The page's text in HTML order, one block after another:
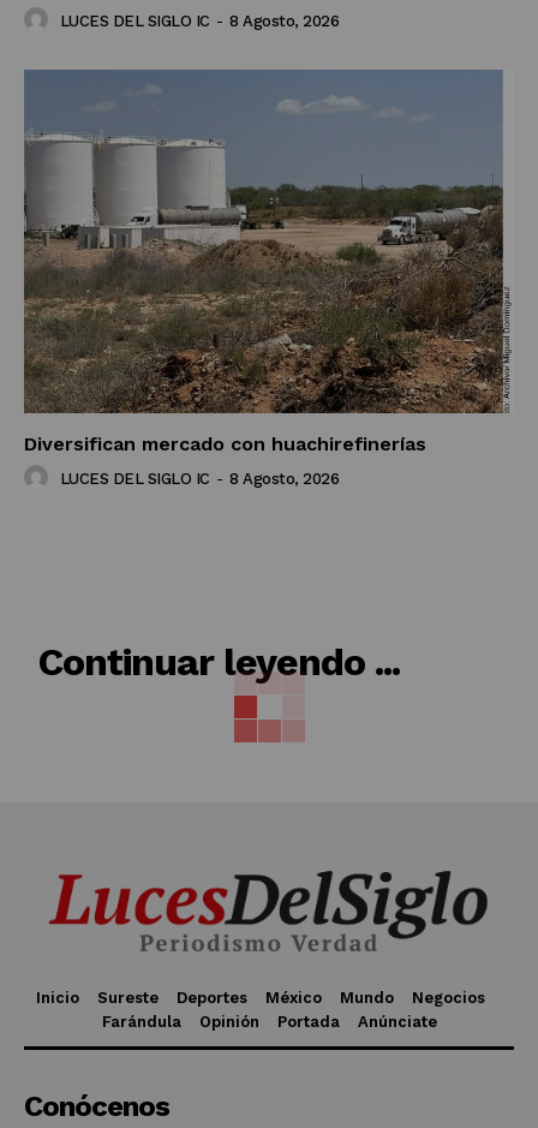
LUCES DEL SIGLO IC - 8 Agosto, 2026
Diversifican mercado con huachirefinerías
LUCES DEL SIGLO IC - 8 Agosto, 2026
Continuar leyendo ...
RELACIONADO
Inicio Sureste Deportes México Mundo
Negocios
Farándula
Opinión Portada Anúnciate
Conócenos